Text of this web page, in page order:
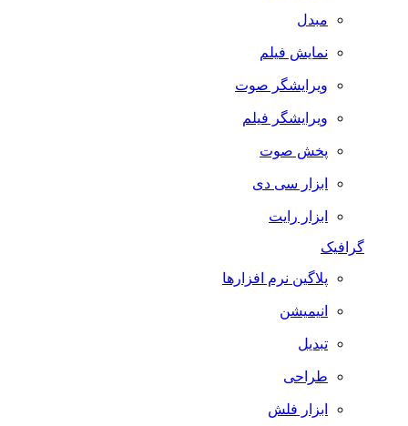
مبدل
نمایش فیلم
ویرایشگر صوت
ویرایشگر فیلم
پخش صوت
ابزار سی دی
ابزار رایت
گرافیک
پلاگین نرم افزارها
انیمیشن
تبدیل
طراحی
ابزار فلش